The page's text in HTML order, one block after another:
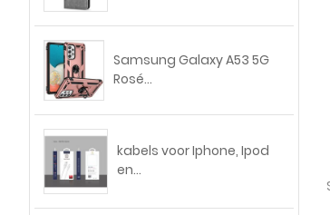
Samsung Galaxy A53 5G
Rosé...
kabels voor Iphone, Ipod
en...